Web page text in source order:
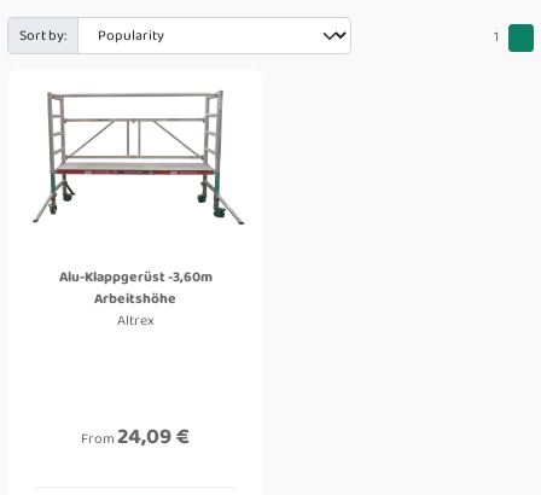
Sort by: 1
Alu-Klappgerüst -3,60m
Arbeitshöhe
Altrex
From24,09 €